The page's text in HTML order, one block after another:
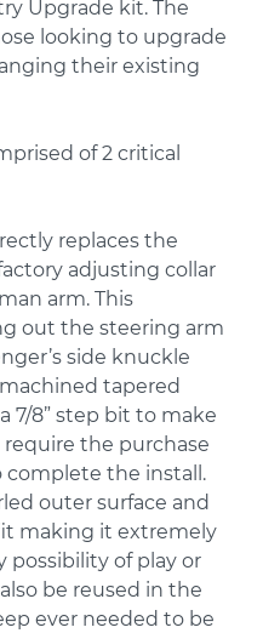
Upgrade kit. The
looking to upgrade
their existing
of 2 critical
replaces the
adjusting collar
arm. This
out the steering arm
side knuckle
tapered
7/8” step bit to make
the purchase
complete the install.
outer surface and
making it extremely
possibility of play or
be reused in the
ever needed to be